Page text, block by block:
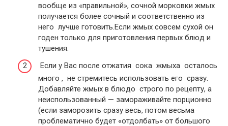
вообще из «правильной», сочной морковки жмых
получается более сочный и соответственно из
него лучше готовить.Если жмых совсем сухой он
годен только для приготовления первых блюд и
тушения.
Если у Вас после отжатия сока жмыха осталось
много , не стремитесь использовать его сразу.
Добавляйте жмых в блюдо строго по рецепту, а
неиспользованный — замораживайте порционно
(если заморозить сразу весь, потом весьма
проблематично будет «отдолбать» от большого